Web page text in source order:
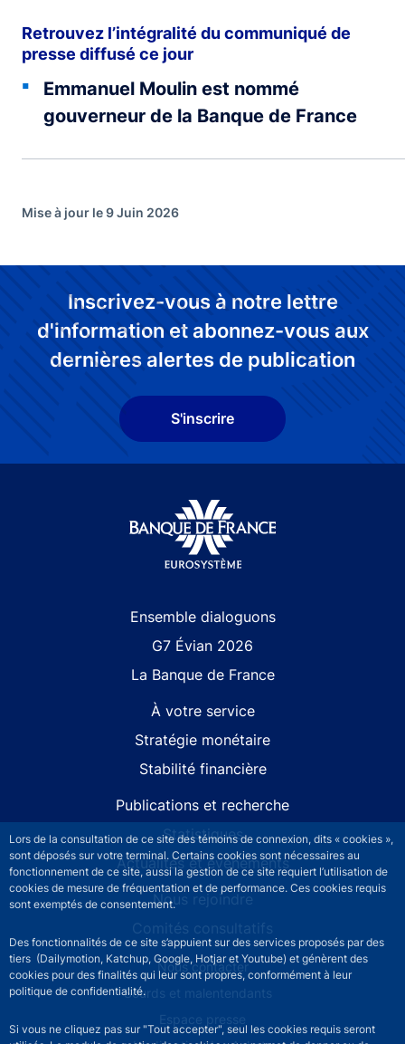
Lors de la consultation de ce site des témoins de connexion, dits « cookies »,
sont déposés sur votre terminal. Certains cookies sont nécessaires au
fonctionnement de ce site, aussi la gestion de ce site requiert l’utilisation de
cookies de mesure de fréquentation et de performance. Ces cookies requis
sont exemptés de consentement.
Des fonctionnalités de ce site s’appuient sur des services proposés par des
tiers (Dailymotion, Katchup, Google, Hotjar et Youtube) et génèrent des
cookies pour des finalités qui leur sont propres, conformément à leur
politique de confidentialité.
Si vous ne cliquez pas sur "Tout accepter", seul les cookies requis seront
Retrouvez l’intégralité du communiqué de
presse diffusé ce jour
Emmanuel Moulin est nommé
gouverneur de la Banque de France
Mise à jour le 9 Juin 2026
Inscrivez-vous à notre lettre
d'information et abonnez-vous aux
dernières alertes de publication
S'inscrire
Ensemble dialoguons
G7 Évian 2026
La Banque de France
À votre service
Stratégie monétaire
Stabilité financière
Publications et recherche
Statistiques
Actualités et événements
Nous rejoindre
Comités consultatifs
Footer secondary menuNous contacter
Sourds et malentendants
Espace presse